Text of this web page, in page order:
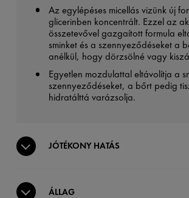
Az egylépéses micellás vizünk új
glicerinben koncentrált. Ezzel az
összetevővel gazgaított formula
sminket és a szennyeződéseket a
anélkül, hogy dörzsölné vagy
Egyetlen mozdulattal eltávolítja a
szennyeződéseket, a bőrt pedig
hidratálttá varázsolja.
JÓTÉKONY HATÁS
ÁLLAG